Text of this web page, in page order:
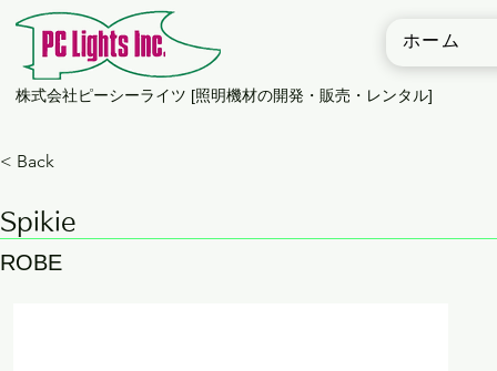
ホーム
​株式会社ピーシーライツ [照明機材の開発・販売・レンタル]
< Back
Spikie
ROBE